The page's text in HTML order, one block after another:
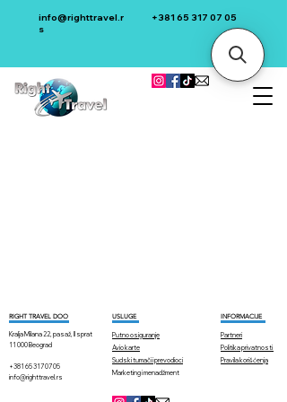
info@righttravel.r
s
+381 65 317 07 05
RIGHT TRAVEL DOO
Kralja Milana 22, pasaž, II sprat
11 000 Beograd
+381 65 317 07 05
info@righttravel.rs
USLUGE
Putno osiguranje
Avio karte
Sudski tumači i prevodioci
Marketing i menadžment
INFORMACIJE
Partneri
Politika privatnosti
Pravila korišćenja​